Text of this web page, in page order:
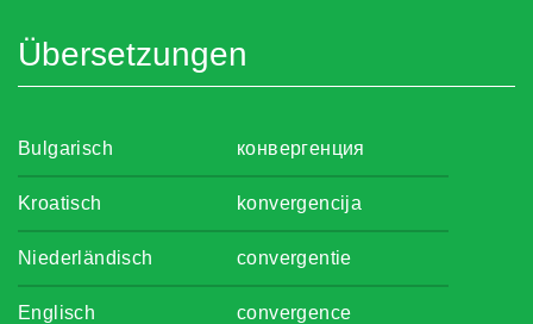
Übersetzungen
Bulgarisch конвергенция
Kroatisch konvergencija
Niederländisch convergentie
Englisch convergence